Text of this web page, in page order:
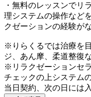
・無料のレッスンでリ
理システムの操作など
クゼーションの経験が
※りらくるでは治療を
ジ、あん摩、柔道整復
※リラクゼーションセ
チェックの上システム
当日契約、次の日には